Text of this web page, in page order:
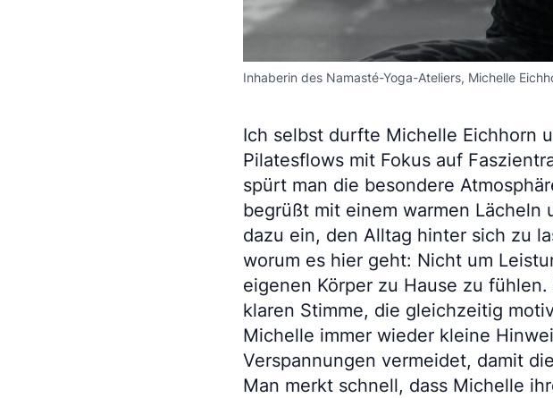
Inhaberin des Namasté-Yoga-Ateliers, Michelle
Ich selbst durfte Michelle Eichhorn
Pilatesflows mit Fokus auf
spürt man die besondere
begrüßt mit einem warmen Lächeln
dazu ein, den Alltag hinter sich zu
worum es hier geht: Nicht um
eigenen Körper zu Hause zu
klaren Stimme, die gleichzeitig
Michelle immer wieder kleine
Verspannungen vermeidet, damit
Man merkt schnell, dass Michelle